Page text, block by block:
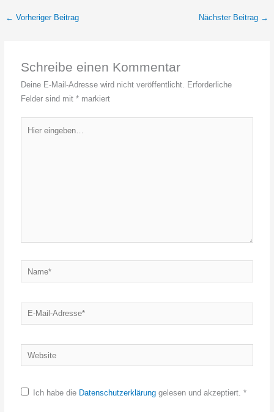
← Vorheriger Beitrag Nächster Beitrag →
Schreibe einen Kommentar
Deine E-Mail-Adresse wird nicht veröffentlicht. Erforderliche
Felder sind mit* markiert
eingeben…
Name*
E-
Mail-
Website
Ich habe die Datenschutzerklärunggelesen und akzeptiert. *